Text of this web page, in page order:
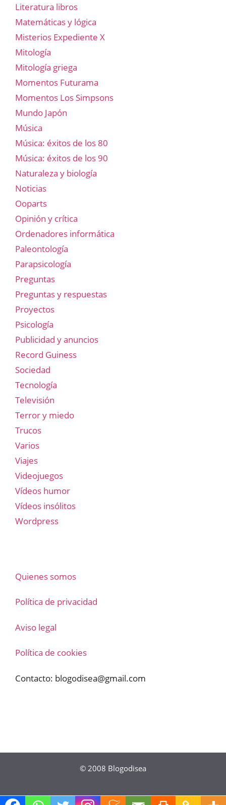
Literatura libros
Matemáticas y lógica
Misterios Expediente X
Mitología
Mitología griega
Momentos Futurama
Momentos Los Simpsons
Mundo Japón
Música
Música: éxitos de los 80
Música: éxitos de los 90
Naturaleza y biología
Noticias
Ooparts
Opinión y crítica
Ordenadores informática
Paleontología
Parapsicología
Preguntas
Preguntas y respuestas
Proyectos
Psicología
Publicidad y anuncios
Record Guiness
Sociedad
Tecnología
Televisión
Terror y miedo
Trucos
Varios
Viajes
Videojuegos
Vídeos humor
Vídeos insólitos
Wordpress
Quienes somos
Política de privacidad
Aviso legal
Política de cookies
Contacto: blogodisea@gmail.com
© 2008 Blogodisea